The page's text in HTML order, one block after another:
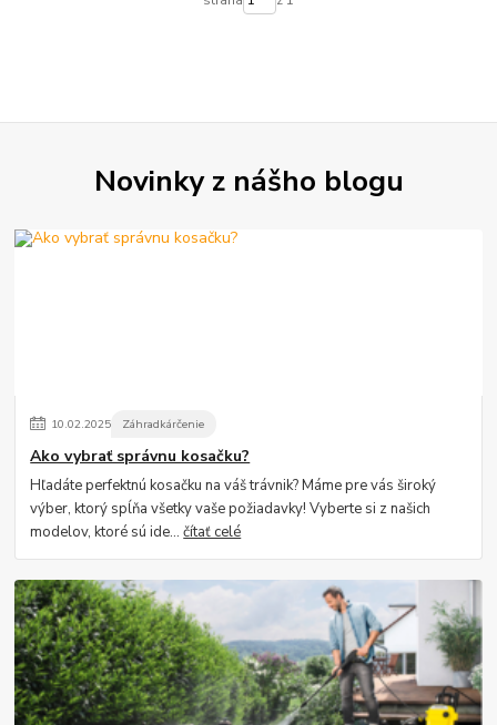
Novinky z nášho blogu
10.02.2025 Záhradkárčenie
Ako vybrať správnu kosačku?
Hľadáte perfektnú kosačku na váš trávnik? Máme pre vás široký
výber, ktorý spĺňa všetky vaše požiadavky! Vyberte si z našich
modelov, ktoré sú ide...čítať celé